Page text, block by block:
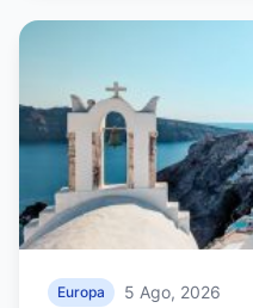
Europa 5 Ago, 2026